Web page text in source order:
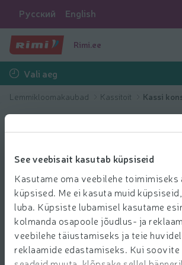
See veebisait kasutab küpsiseid
Kasutame oma veebilehe
küpsised. Me ei kasuta muid
luba. Küpsiste lubamisel kasutame
kolmanda osapoole jõudlus- ja
veebilehe täiustamiseks ja teie
reklaamide edastamiseks. Kui
Русский English
Rimi.ee
Vali aeg
Lemmikloomakaubad Kassitoit Kassi